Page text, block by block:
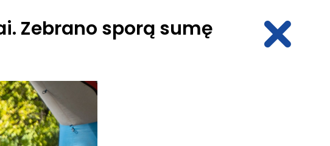
Zebrano sporą sumę